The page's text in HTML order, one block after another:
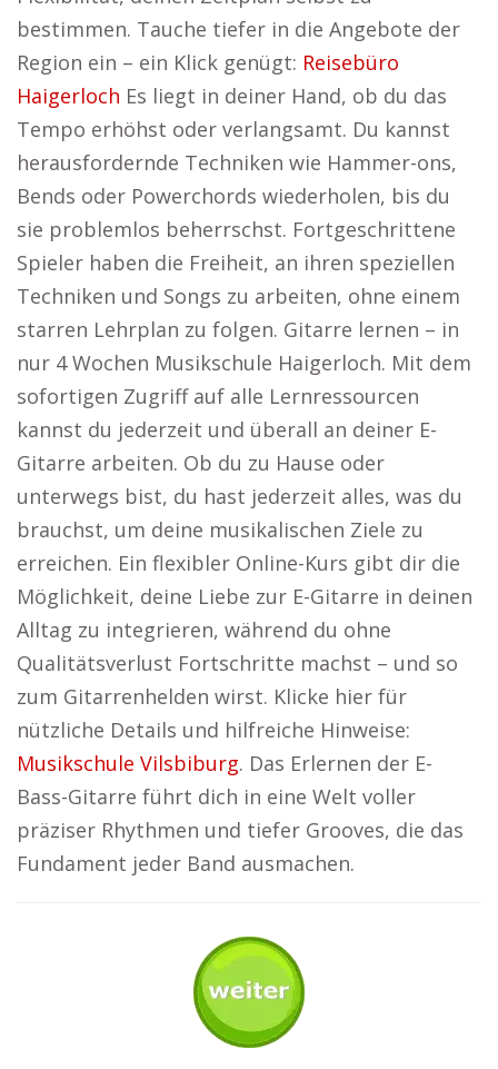
bestimmen. Tauche tiefer in die Angebote der
Region ein – ein Klick genügt: Reisebüro
Haigerloch Es liegt in deiner Hand, ob du das
Tempo erhöhst oder verlangsamt. Du kannst
herausfordernde Techniken wie Hammer-ons,
Bends oder Powerchords wiederholen, bis du
sie problemlos beherrschst. Fortgeschrittene
Spieler haben die Freiheit, an ihren speziellen
Techniken und Songs zu arbeiten, ohne einem
starren Lehrplan zu folgen. Gitarre lernen – in
nur 4 Wochen Musikschule Haigerloch. Mit dem
sofortigen Zugriff auf alle Lernressourcen
kannst du jederzeit und überall an deiner E-
Gitarre arbeiten. Ob du zu Hause oder
unterwegs bist, du hast jederzeit alles, was du
brauchst, um deine musikalischen Ziele zu
erreichen. Ein flexibler Online-Kurs gibt dir die
Möglichkeit, deine Liebe zur E-Gitarre in deinen
Alltag zu integrieren, während du ohne
Qualitätsverlust Fortschritte machst – und so
zum Gitarrenhelden wirst. Klicke hier für
nützliche Details und hilfreiche Hinweise:
Musikschule Vilsbiburg. Das Erlernen der E-
Bass-Gitarre führt dich in eine Welt voller
präziser Rhythmen und tiefer Grooves, die das
Fundament jeder Band ausmachen.